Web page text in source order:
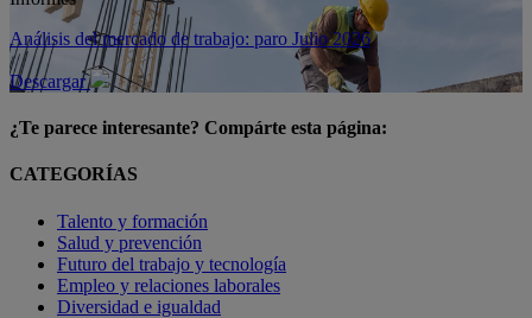
Análisis del mercado de trabajo: paro Julio 2026
Descargar
¿Te parece interesante? Compárte esta página:
CATEGORÍAS
Talento y formación
Salud y prevención
Futuro del trabajo y tecnología
Empleo y relaciones laborales
Diversidad e igualdad